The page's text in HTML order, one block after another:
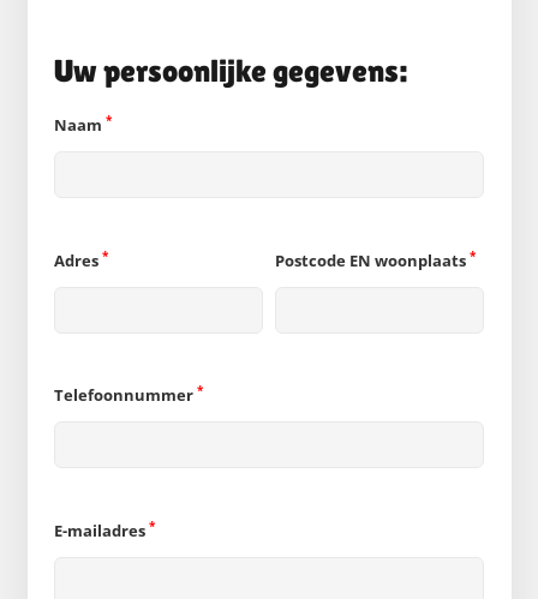
Uw persoonlijke gegevens:
Naam *
Adres * Postcode EN woonplaats *
Telefoonnummer *
E-mailadres *